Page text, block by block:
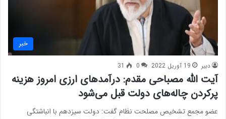
خبر
دبیر 19 آوریل 2022 0
31
آیت الله مصباحی مقدم: درآمدهای ارزی امروز هزینه
پرکردن چاله‌های دولت قبل می‌شود
عضو مجمع تشخیص مصلحت نظام گفت: دولت سیزدهم با انباشتگی